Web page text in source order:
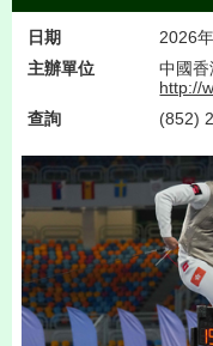
日期
2026
主辦單位
中國香
http://
查詢
(852)